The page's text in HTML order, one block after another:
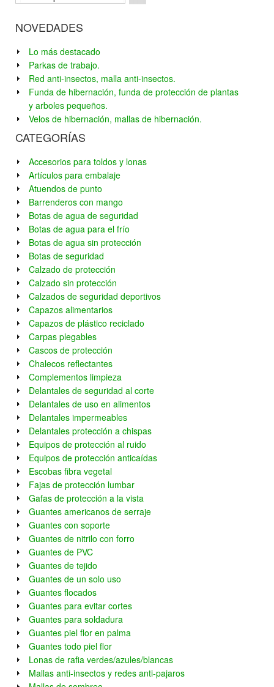
NOVEDADES
Lo más destacado
Parkas de trabajo.
Red anti-insectos, malla anti-insectos.
Funda de hibernación, funda de protección de plantas
y arboles pequeños.
Velos de hibernación, mallas de hibernación.
CATEGORÍAS
Accesorios para toldos y lonas
Artículos para embalaje
Atuendos de punto
Barrenderos con mango
Botas de agua de seguridad
Botas de agua para el frío
Botas de agua sin protección
Botas de seguridad
Calzado de protección
Calzado sin protección
Calzados de seguridad deportivos
Capazos alimentarios
Capazos de plástico reciclado
Carpas plegables
Cascos de protección
Chalecos reflectantes
Complementos limpieza
Delantales de seguridad al corte
Delantales de uso en alimentos
Delantales impermeables
Delantales protección a chispas
Equipos de protección al ruido
Equipos de protección anticaídas
Escobas fibra vegetal
Fajas de protección lumbar
Gafas de protección a la vista
Guantes americanos de serraje
Guantes con soporte
Guantes de nitrilo con forro
Guantes de PVC
Guantes de tejido
Guantes de un solo uso
Guantes flocados
Guantes para evitar cortes
Guantes para soldadura
Guantes piel flor en palma
Guantes todo piel flor
Lonas de rafia verdes/azules/blancas
Mallas anti-insectos y redes anti-pajaros